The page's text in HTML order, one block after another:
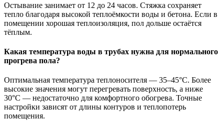
Остывание занимает от 12 до 24 часов. Стяжка сохраняет
тепло благодаря высокой теплоёмкости воды и бетона. Если в
помещении хорошая теплоизоляция, пол дольше остаётся
тёплым.
Какая температура воды в трубах нужна для нормального
прогрева пола?
Оптимальная температура теплоносителя — 35–45°C. Более
высокие значения могут перегревать поверхность, а ниже
30°C — недостаточно для комфортного обогрева. Точные
настройки зависят от длины контуров и теплопотерь
помещения.